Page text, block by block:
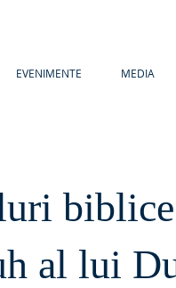
EVENIMENTE MEDIA
al lui